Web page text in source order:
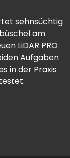
sehnsüchtig
am
LiDAR PRO
Aufgaben
in der Praxis